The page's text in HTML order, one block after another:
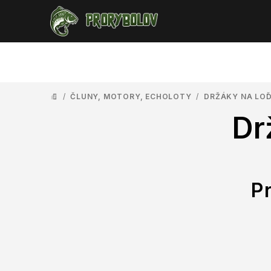
DOMŮ
/ ČLUNY, MOTORY, ECHOLOTY / DRŽÁKY NA